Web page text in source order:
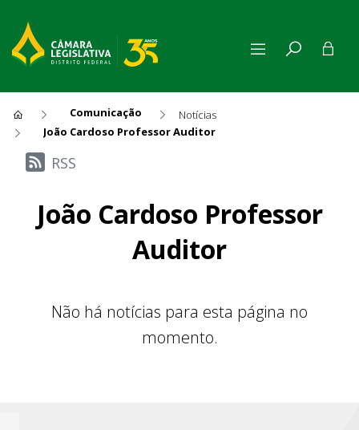
Comunicação
Notícias
João Cardoso Professor Auditor
Últimas Notícias
RSS
João Cardoso Professor
Auditor
Não há notícias para esta página no
momento.